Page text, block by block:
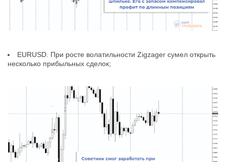
EURUSD. При росте волатильности Zigzager сумел открыть
несколько прибыльных сделок;